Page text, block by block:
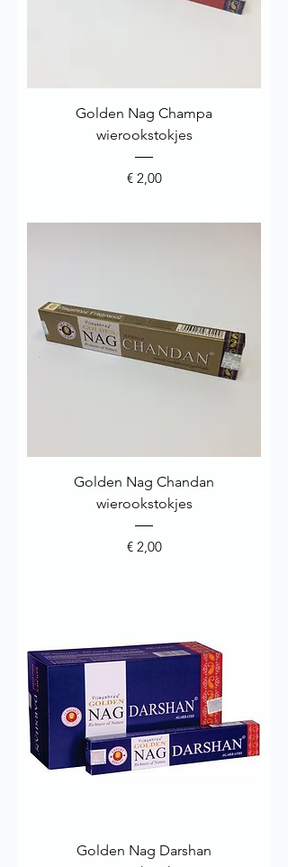
Golden Nag Champa
wierookstokjes
Prijs
€ 2,00
Golden Nag Chandan
wierookstokjes
Prijs
€ 2,00
Golden Nag Darshan